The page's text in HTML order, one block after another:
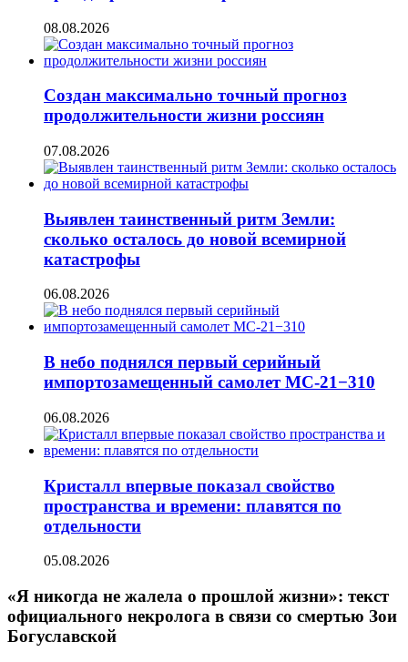
08.08.2026
Создан максимально точный прогноз
продолжительности жизни россиян
07.08.2026
Выявлен таинственный ритм Земли:
сколько осталось до новой всемирной
катастрофы
06.08.2026
В небо поднялся первый серийный
импортозамещенный самолет МС-21−310
06.08.2026
Кристалл впервые показал свойство
пространства и времени: плавятся по
отдельности
05.08.2026
«Я никогда не жалела о прошлой жизни»: текст
официального некролога в связи со смертью Зои
Богуславской